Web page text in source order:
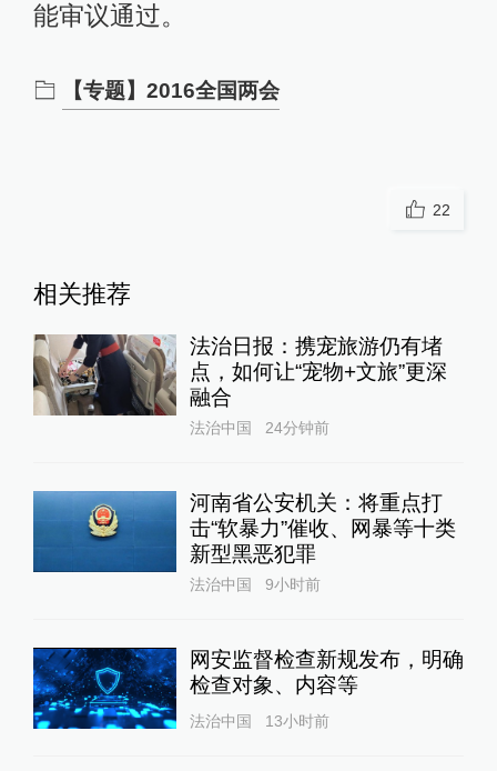
能审议通过。
【专题】2016全国两会
22
相关推荐
法治日报：携宠旅游仍有堵
点，如何让“宠物+文旅”更深
融合
法治中国 24分钟前
河南省公安机关：将重点打
击“软暴力”催收、网暴等十类
新型黑恶犯罪
法治中国 9小时前
网安监督检查新规发布，明确
检查对象、内容等
法治中国 13小时前